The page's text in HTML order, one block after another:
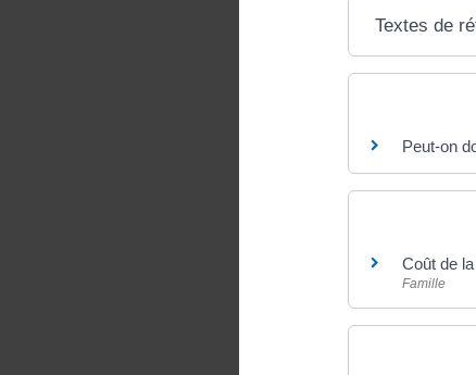
Textes de
Peut-on
Coût de
Famille